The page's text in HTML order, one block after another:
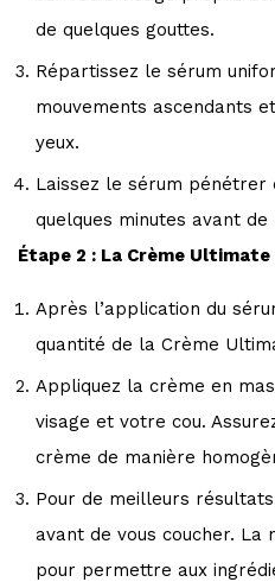
de quelques gouttes.
Répartissez le sérum
mouvements ascendants
yeux.
Laissez le sérum
quelques minutes avant
Étape 2 : La Crème
Après l’application du
quantité de la Crème
Appliquez la crème en
visage et votre cou.
crème de manière
Pour de meilleurs
avant de vous coucher. La
pour permettre aux